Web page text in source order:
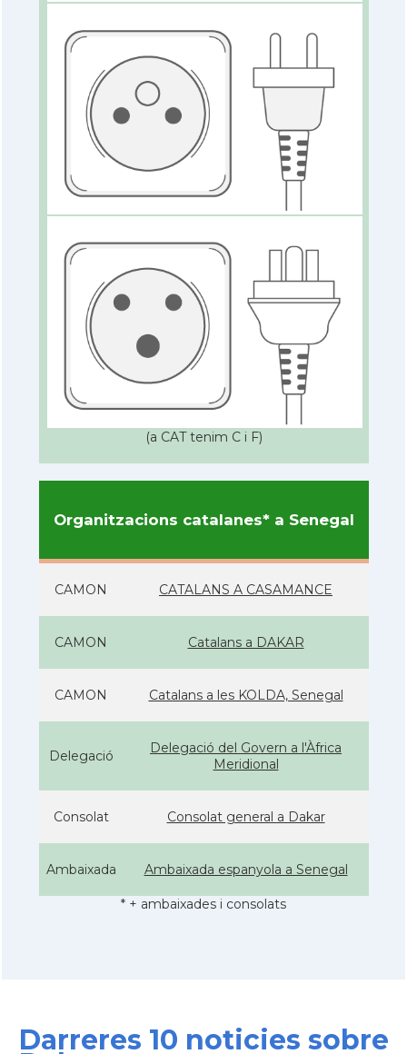
(a CAT tenim C i F)
Organitzacions catalanes* a Senegal
CAMON CATALANS A CASAMANCE
CAMON Catalans a DAKAR
CAMON Catalans a les KOLDA, Senegal
Delegació
Delegació del Govern a l'Àfrica
Meridional
Consolat Consolat general a Dakar
Ambaixada Ambaixada espanyola a Senegal
* + ambaixades i consolats
Darreres 10 noticies sobre